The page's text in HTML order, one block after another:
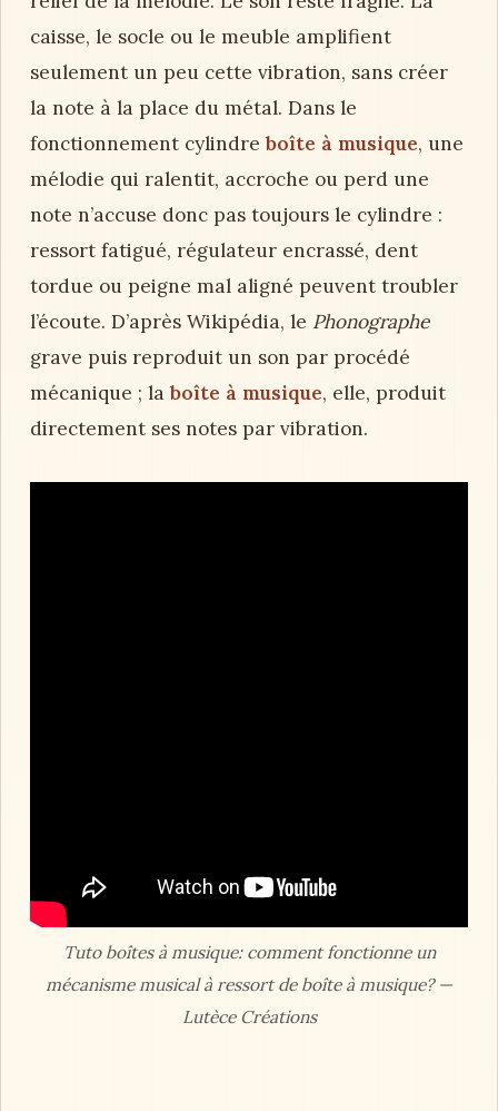
caisse, le socle ou le meuble amplifient
seulement un peu cette vibration, sans créer
la note à la place du métal. Dans le
fonctionnement cylindreboîte à musique, une
mélodie qui ralentit, accroche ou perd une
note n’accuse donc pas toujours le cylindre :
ressort fatigué, régulateur encrassé, dent
tordue ou peigne mal aligné peuvent troubler
l’écoute. D’après Wikipédia, le Phonographe
grave puis reproduit un son par procédé
mécanique ; laboîte à musique, elle, produit
directement ses notes par vibration.
Tuto boîtes à musique: comment fonctionne un
mécanisme musical à ressort de boîte à musique? —
Lutèce Créations